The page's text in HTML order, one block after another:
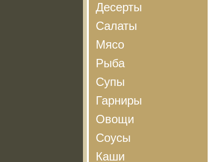
Десерты
Салаты
Мясо
Рыба
Супы
Гарниры
Овощи
Соусы
Каши